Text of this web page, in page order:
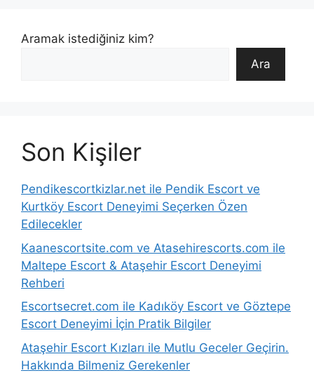
Aramak istediğiniz kim?
Ara
Son Kişiler
Pendikescortkizlar.net ile Pendik Escort ve
Kurtköy Escort Deneyimi Seçerken Özen
Edilecekler
Kaanescortsite.com ve Atasehirescorts.com ile
Maltepe Escort & Ataşehir Escort Deneyimi
Rehberi
Escortsecret.com ile Kadıköy Escort ve Göztepe
Escort Deneyimi İçin Pratik Bilgiler
Ataşehir Escort Kızları ile Mutlu Geceler Geçirin.
Hakkında Bilmeniz Gerekenler